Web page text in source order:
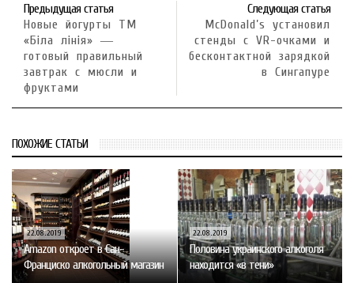
Предыдущая статья
Новые йогурты ТМ
«Біла лінія» ―
готовый правильный
завтрак с мюсли и
фруктами
Следующая статья
McDonald’s установил
стенды с VR-очками и
бесконтактной зарядкой
в Сингапуре
ПОХОЖИЕ СТАТЬИ
22.08.2019
Amazon откроет в Сан-
Франциско алкогольный магазин
22.08.2019
Половина украинского алкоголя
находится «в тени»